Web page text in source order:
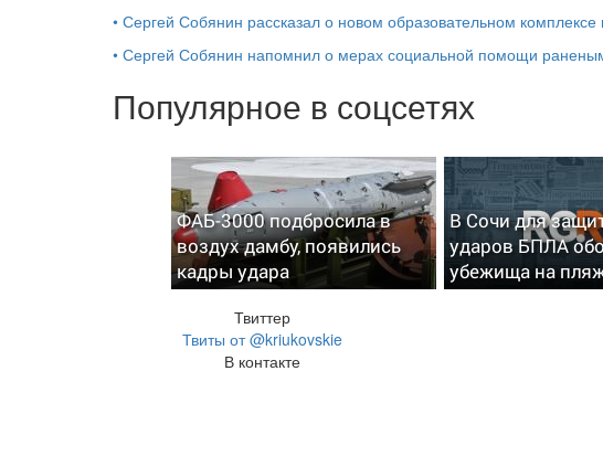
• Сергей Собянин рассказал о новом образовательном комплексе
• Сергей Собянин напомнил о мерах социальной помощи
Популярное в соцсетях
ФАБ-3000 подбросила в
воздух дамбу, появились
кадры удара
В Сочи для
ударов БПЛА
убежища на
Твиттер
Твиты от @kriukovskie
В контакте